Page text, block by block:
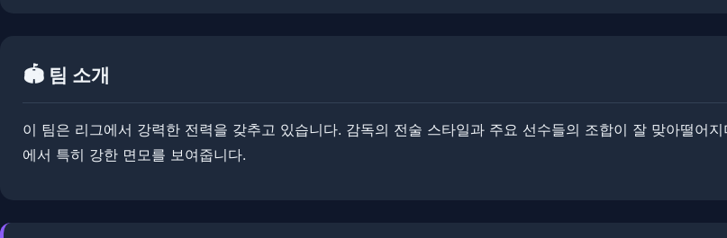
🏟️ 팀 소개
이 팀은 리그에서 강력한 전력을 갖추고 있습니다. ​감독의 전술 스타일과 주요 선수들의 조합이 잘 맞아떨어
에서 특히 강한 면모를 보여줍니다.